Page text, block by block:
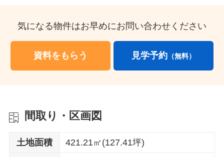
気になる物件はお早めにお問い合わせください
資料をもらう 見学予約 （無料）
間取り・区画図
土地面積 421.21㎡(127.41坪)